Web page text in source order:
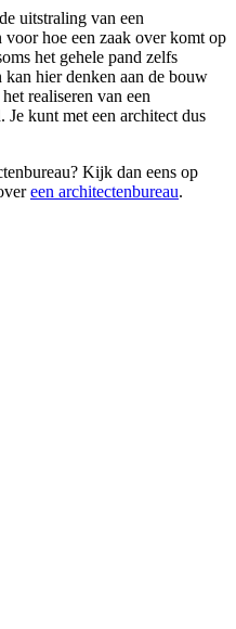
uitstraling van een
hoe een zaak over komt op
het gehele pand zelfs
hier denken aan de bouw
realiseren van een
Je kunt met een architect dus
Kijk dan eens op
een architectenbureau.